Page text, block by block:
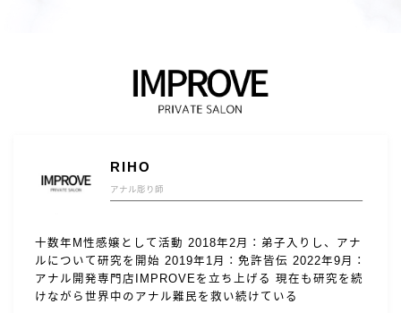
RIHO
アナル彫り師
十数年M性感嬢として活動 2018年2月：弟子入りし、アナ
ルについて研究を開始 2019年1月：免許皆伝 2022年9月：
アナル開発専門店IMPROVEを立ち上げる 現在も研究を続
けながら世界中のアナル難民を救い続けている